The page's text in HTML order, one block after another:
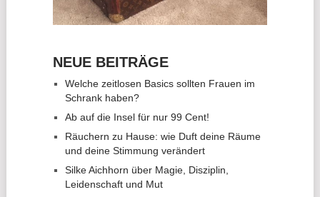
NEUE BEITRÄGE
Welche zeitlosen Basics sollten Frauen im
Schrank haben?
Ab auf die Insel für nur 99 Cent!
Räuchern zu Hause: wie Duft deine Räume
und deine Stimmung verändert
Silke Aichhorn über Magie, Disziplin,
Leidenschaft und Mut